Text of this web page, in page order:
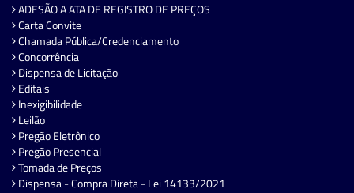
ADESÃO A ATA DE REGISTRO DE PREÇOS
Carta Convite
Chamada Pública/Credenciamento
Concorrência
Dispensa de Licitação
Editais
Inexigibilidade
Leilão
Pregão Eletrônico
Pregão Presencial
Tomada de Preços
Dispensa - Compra Direta - Lei 14133/2021